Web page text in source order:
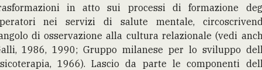
in atto sui processi di formazione
nei servizi di salute mentale,
di osservazione alla cultura relazionale (vedi
1986, 1990; Gruppo milanese per lo sviluppo
1966). Lascio da parte le componenti